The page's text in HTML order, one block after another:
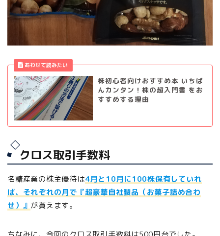
株初心者向けおすすめ本 いちば
んカンタン！株の超入門書 をお
すすめする理由
クロス取引手数料
名糖産業の株主優待は4月と10月に100株保有していれ
ば、それぞれの月で『超豪華自社製品（お菓子詰め合わ
せ）』 が貰えます。